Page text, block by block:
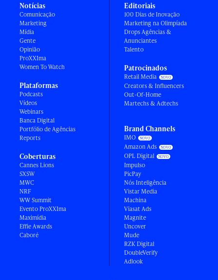
Notícias
Comunicação
Marketing
Mídia
Gente
Opinião
ProXXIma
Women To Watch
Plataformas
Podcasts
Vídeos
Webinars
Banca Digital
Portfólio de Agências
Reports
Coberturas
Cannes Lions
SXSW
MWC
NRF
WW Summit
Evento ProXXIma
Maximídia
Effie Awards
Caboré
Editoriais
100 Dias de Inovação
Marketing na Olimpíada
Drops Agências &
Anunciantes
Talento
Patrocinados
Retail Media
Creators & Influencers
Out-Of-Home
Martechs & Adtechs
Brand Channels
IMO
Amazon Ads
OPL Digital
Impulso
PicPay
Nós Inteligência
Vistar Media
Machina
Viasat Ads
Magnite
Uncover
Mude
RZK Digital
DoubleVerify
Adlook